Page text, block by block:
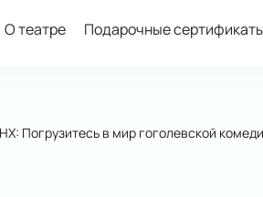
О театре Подарочные
Погрузитесь в мир гоголевской